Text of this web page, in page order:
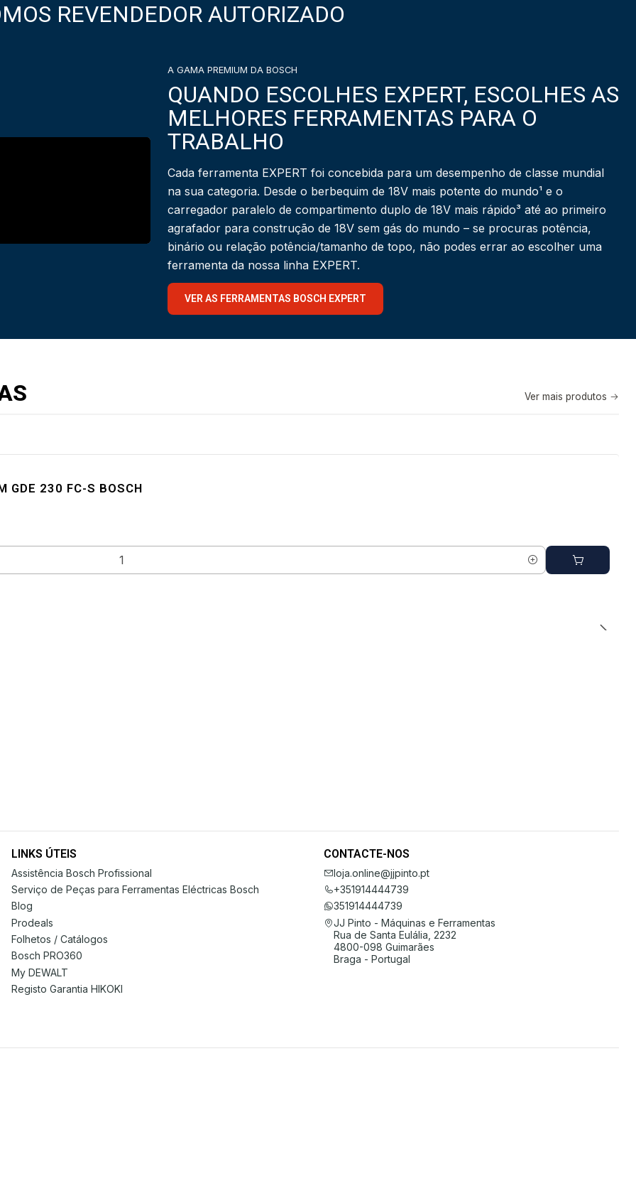
REVENDEDOR AUTORIZADO
A GAMA PREMIUM DA BOSCH
QUANDO ESCOLHES EXPERT, ESCOLHES AS
MELHORES FERRAMENTAS PARA O
TRABALHO
Cada ferramenta EXPERT foi concebida para um desempenho de classe mundial
na sua categoria. Desde o berbequim de 18V mais potente do mundo¹ e o
carregador paralelo de compartimento duplo de 18V mais rápido³ até ao primeiro
agrafador para construção de 18V sem gás do mundo – se procuras potência,
binário ou relação potência/tamanho de topo, não podes errar ao escolher uma
ferramenta da nossa linha EXPERT.
VER AS FERRAMENTAS BOSCH EXPERT
Ver mais produtos
GDE 230 FC-S BOSCH
LINKS ÚTEIS
Assistência Bosch Profissional
Serviço de Peças para Ferramentas Eléctricas Bosch
Blog
Prodeals
Folhetos / Catálogos
Bosch PRO360
My DEWALT
Registo Garantia HIKOKI
CONTACTE-NOS
loja.online@jjpinto.pt
+351914444739
351914444739
JJ Pinto - Máquinas e Ferramentas
Rua de Santa Eulália, 2232
4800-098 Guimarães
Braga - Portugal